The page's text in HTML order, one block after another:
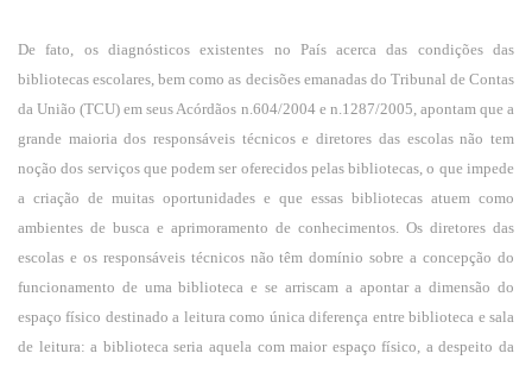
De fato, os diagnósticos existentes no País acerca das condições das
bibliotecas escolares, bem como as decisões emanadas do Tribunal de Contas
da União (TCU) em seus Acórdãos n.604/2004 e n.1287/2005, apontam que a
grande maioria dos responsáveis técnicos e diretores das escolas não tem
noção dos serviços que podem ser oferecidos pelas bibliotecas, o que impede
a criação de muitas oportunidades e que essas bibliotecas atuem como
ambientes de busca e aprimoramento de conhecimentos. Os diretores das
escolas e os responsáveis técnicos não têm domínio sobre a concepção do
funcionamento de uma biblioteca e se arriscam a apontar a dimensão do
espaço físico destinado a leitura como única diferença entre biblioteca e sala
de leitura: a biblioteca seria aquela com maior espaço físico, a despeito da